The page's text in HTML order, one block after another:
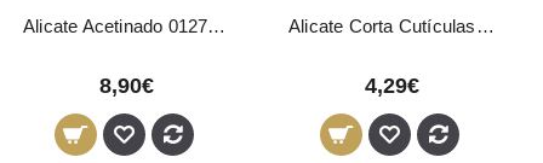
Alicate Acetinado 01276 Pollié
8,90€
Alicate Corta Cutículas 04692 Pollié
4,29€